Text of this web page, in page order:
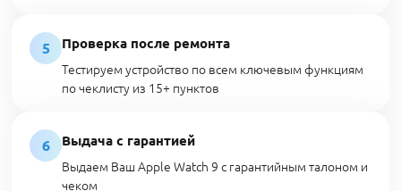
5
Проверка после ремонта
Тестируем устройство по всем ключевым функциям
по чеклисту из 15+ пунктов
6
Выдача с гарантией
Выдаем Ваш Apple Watch 9 с гарантийным талоном и
чеком